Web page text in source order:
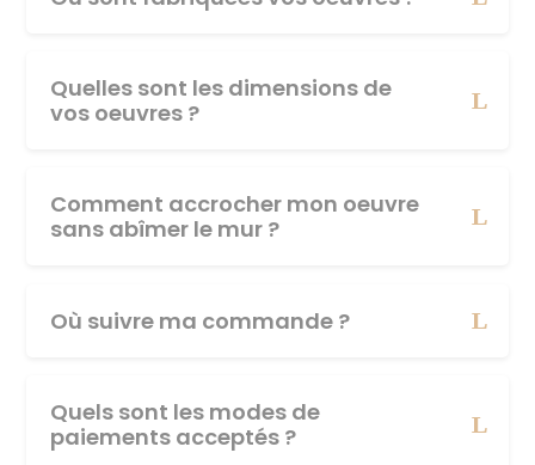
Quelles sont les dimensions de
vos oeuvres ?
Comment accrocher mon oeuvre
sans abîmer le mur ?
Où suivre ma commande ?
Quels sont les modes de
paiements acceptés ?